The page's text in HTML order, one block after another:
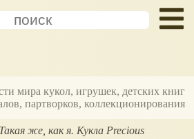
мира кукол, игрушек, детских книг
партворков, коллекционирования
Такая же, как я. Кукла Precious